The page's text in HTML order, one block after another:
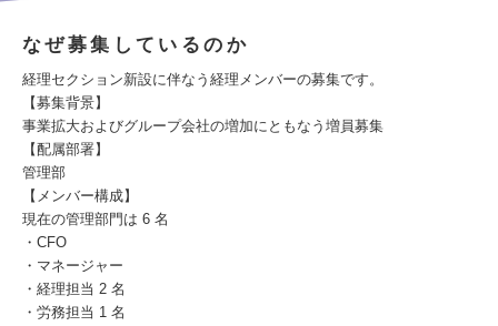
なぜ募集しているのか
経理セクション新設に伴なう経理メンバーの募集です。
【募集背景】
事業拡大およびグループ会社の増加にともなう増員募集
【配属部署】
管理部
【メンバー構成】
現在の管理部門は 6 名
・CFO
・マネージャー
・経理担当 2 名
・労務担当 1 名